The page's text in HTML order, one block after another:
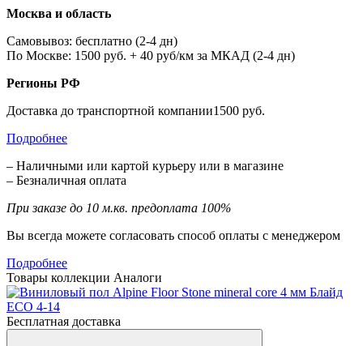
Москва и область
Самовывоз: бесплатно (2-4 дн)
По Москве: 1500 руб. + 40 руб/км за МКАД (2-4 дн)
Регионы РФ
Доставка до транспортной компании1500 руб.
Подробнее
– Наличными или картой курьеру или в магазине
– Безналичная оплата
При заказе до 10 м.кв. предоплата 100%
Вы всегда можете согласовать способ оплаты с менеджером
Подробнее
Товары коллекции Аналоги
Бесплатная доставка